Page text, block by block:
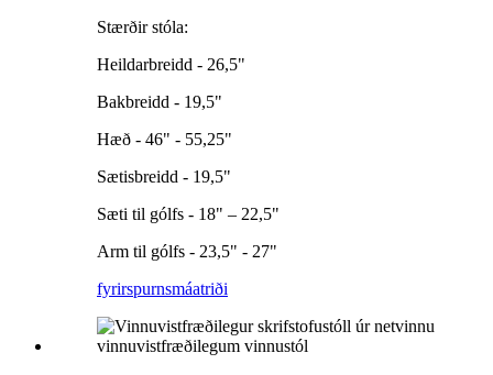
Stærðir stóla:
Heildarbreidd - 26,5"
Bakbreidd - 19,5"
Hæð - 46" - 55,25"
Sætisbreidd - 19,5"
Sæti til gólfs - 18" – 22,5"
Arm til gólfs - 23,5" - 27"
fyrirspurnsmáatriði